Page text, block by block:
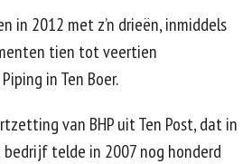
in 2012 met z’n drieën, inmiddels
tien tot veertien
in Ten Boer.
van BHP uit Ten Post, dat in
telde in 2007 nog honderd